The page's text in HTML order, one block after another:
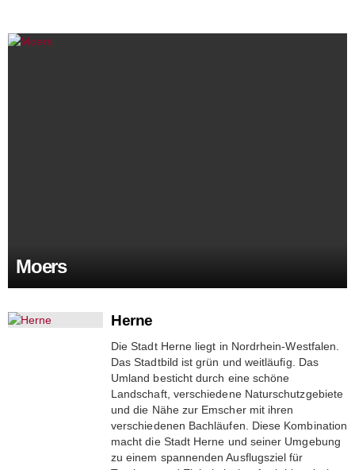
Moers
Herne
Die Stadt Herne liegt in Nordrhein-Westfalen.
Das Stadtbild ist grün und weitläufig. Das
Umland besticht durch eine schöne
Landschaft, verschiedene Naturschutzgebiete
und die Nähe zur Emscher mit ihren
verschiedenen Bachläufen. Diese Kombination
macht die Stadt Herne und seiner Umgebung
zu einem spannenden Ausflugsziel für